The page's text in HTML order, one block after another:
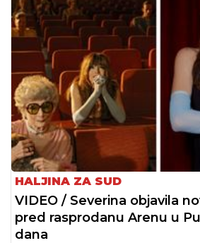
HALJINA ZA SUD
VIDEO / Severina objavila
pred rasprodanu Arenu u
dana